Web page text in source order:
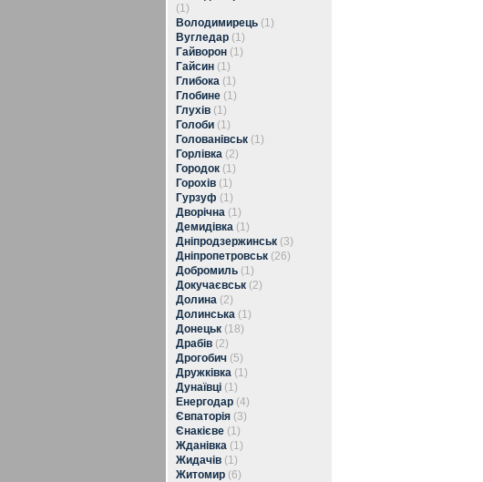
(1)
Володимирець (1)
Вугледар (1)
Гайворон (1)
Гайсин (1)
Глибока (1)
Глобине (1)
Глухів (1)
Голоби (1)
Голованівськ (1)
Горлівка (2)
Городок (1)
Горохів (1)
Гурзуф (1)
Дворічна (1)
Демидівка (1)
Дніпродзержинськ (3)
Дніпропетровськ (26)
Добромиль (1)
Докучаєвськ (2)
Долина (2)
Долинська (1)
Донецьк (18)
Драбів (2)
Дрогобич (5)
Дружківка (1)
Дунаївці (1)
Енергодар (4)
Євпаторія (3)
Єнакієве (1)
Жданівка (1)
Жидачів (1)
Житомир (6)